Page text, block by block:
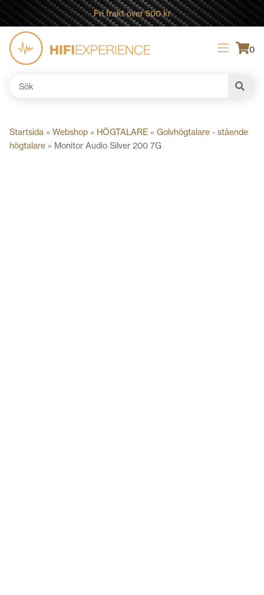
Fri frakt över 500 kr
0
Startsida » Webshop » HÖGTALARE » Golvhögtalare - stående
högtalare » Monitor Audio Silver 200 7G